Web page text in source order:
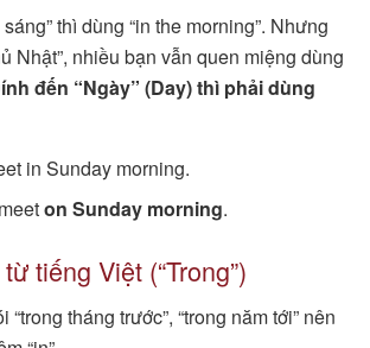
thì dùng “in the morning”. Nhưng
Nhật”, nhiều bạn vẫn quen miệng dùng
đến “Ngày” (Day) thì phải dùng
in Sunday morning.
on Sunday morning.
tiếng Việt (“Trong”)
tháng trước”, “trong năm tới” nên